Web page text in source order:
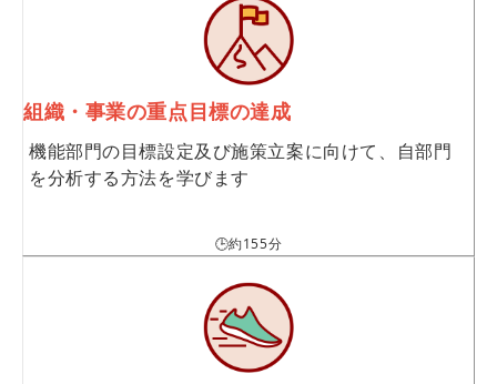
組織・事業の重点目標の達成
機能部門の目標設定及び施策立案に向けて、自部門
を分析する方法を学びます
🕒約155分